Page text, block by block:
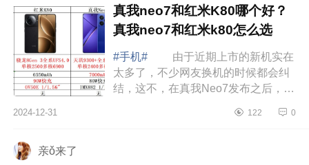
真我neo7和红米K80哪个好？
真我neo7和红米k80怎么选
#手机#
由于近期上市的新机实在
太多了，不少网友换机的时候都会纠
结，这不，在真我Neo7发布之后，不
比红米K80便宜了400元，标准版低至
2024-12-31 122 0
亲ǒ来了